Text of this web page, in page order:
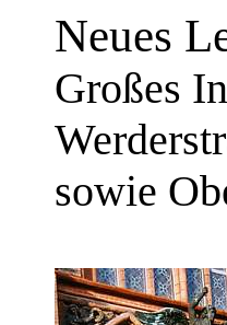
Neues
Großes
sowie